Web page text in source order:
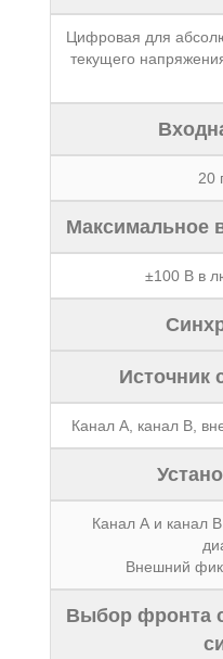
Цифровая для
текущего
20
Максимальное
±100 В в
Источник
Канал А, канал В,
Канал А и канал
Внешний
Выбор фронта